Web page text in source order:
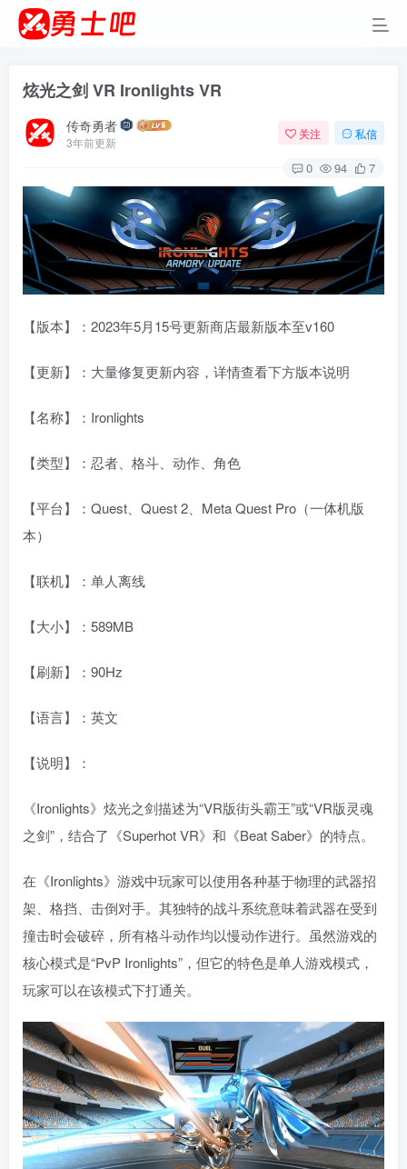
炫光之剑 VR Ironlights VR
传奇勇者
3年前更新
关注 私信
0 94 7
【版本】：2023年5月15号更新商店最新版本至v160
【更新】：大量修复更新内容，详情查看下方版本说明
【名称】：Ironlights
【类型】：忍者、格斗、动作、角色
【平台】：Quest、Quest 2、Meta Quest Pro（一体机版
本）
【联机】：单人离线
【大小】：589MB
【刷新】：90Hz
【语言】：英文
【说明】：
《Ironlights》炫光之剑描述为“VR版街头霸王”或“VR版灵魂
之剑”，结合了《Superhot VR》和《Beat Saber》的特点。
在《Ironlights》游戏中玩家可以使用各种基于物理的武器招
架、格挡、击倒对手。其独特的战斗系统意味着武器在受到
撞击时会破碎，所有格斗动作均以慢动作进行。虽然游戏的
核心模式是“PvP Ironlights”，但它的特色是单人游戏模式，
玩家可以在该模式下打通关。